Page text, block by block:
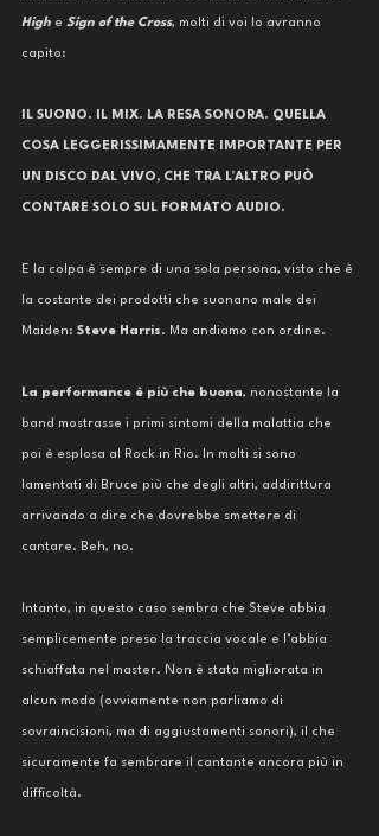
High e Sign of the Cross, molti di voi lo avranno
capito:
IL SUONO. IL MIX. LA RESA SONORA. QUELLA
COSA LEGGERISSIMAMENTE IMPORTANTE PER
UN DISCO DAL VIVO, CHE TRA L’ALTRO PUÒ
CONTARE SOLO SUL FORMATO AUDIO.
E la colpa è sempre di una sola persona, visto che è
la costante dei prodotti che suonano male dei
Maiden: Steve Harris. Ma andiamo con ordine.
La performance è più che buona, nonostante la
band mostrasse i primi sintomi della malattia che
poi è esplosa al Rock in Rio. In molti si sono
lamentati di Bruce più che degli altri, addirittura
arrivando a dire che dovrebbe smettere di
cantare. Beh, no.
Intanto, in questo caso sembra che Steve abbia
semplicemente preso la traccia vocale e l’abbia
schiaffata nel master. Non è stata migliorata in
alcun modo (ovviamente non parliamo di
sovraincisioni, ma di aggiustamenti sonori), il che
sicuramente fa sembrare il cantante ancora più in
difficoltà.